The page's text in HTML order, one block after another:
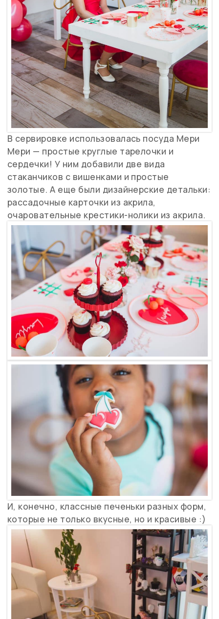
В сервировке использовалась посуда Мери
Мери — простые круглые тарелочки и
сердечки! У ним добавили две вида
стаканчиков с вишенками и простые
золотые. А еще были дизайнерские детальки:
рассадочные карточки из акрила,
очаровательные крестики-нолики из акрила.
И, конечно, классные печеньки разных форм,
которые не только вкусные, но и красивые :)